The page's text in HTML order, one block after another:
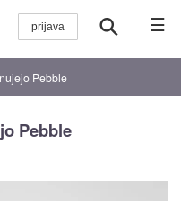
☰
Pebble
Pebble